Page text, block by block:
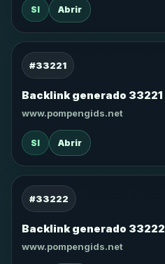
SI Abrir
#33221
Backlink generado 33221
www.pompengids.net
SI Abrir
#33222
Backlink generado 33222
www.pompengids.net